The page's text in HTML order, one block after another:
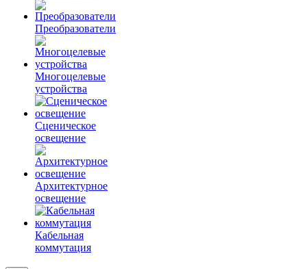
Преобразователи
Многоцелевые
устройства
Сценическое
освещение
Архитектурное
освещение
Кабельная
коммутация